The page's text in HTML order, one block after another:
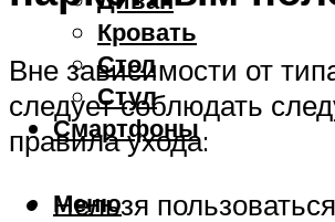
Кровать
Стол
Стул
Смартфоны
Меню
Вне зависимости от
следует соблюдать
правила ухода:
Нельзя